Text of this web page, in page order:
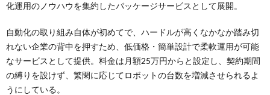
化運用のノウハウを集約したパッケージサービスとして展開。
自動化の取り組み自体が初めてで、ハードルが高くなかなか踏み切
れない企業の背中を押すため、低価格・簡単設計で柔軟運用が可能
なサービスとして提供。料金は月額25万円からと設定し、契約期間
の縛りを設けず、繁閑に応じてロボットの台数を増減させられるよ
うにしている。